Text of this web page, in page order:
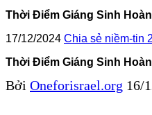
Thời Điểm Giáng Sinh
17/12/2024 Chia sẻ niềm-tin 2
Thời Điểm Giáng Sinh
Bởi Oneforisrael.org 16/